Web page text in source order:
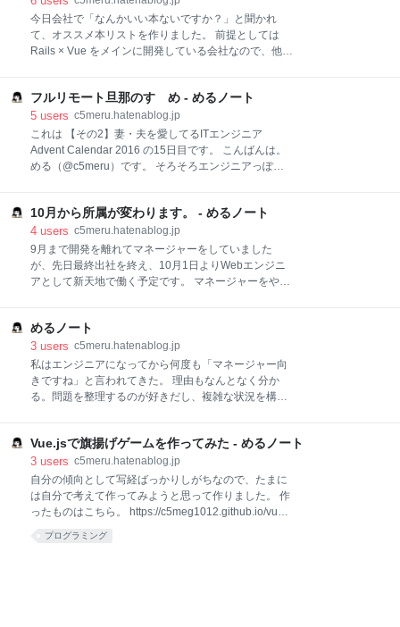
ルリモートの配偶者との暮らしをイメージしやすいよ
うに書こうと思います。 フルリモートがひとつの働き
方として、より一般的になりますよう... もくじ フルリ
ート旦那のすゝめ フルリモートって？ フルでリモート
ワークなことです（雑）。 リモートワークについては
以下をご参照ください。
今日会社で「なんかいい本ないですか？」と聞かれ
て、オススメ本リストを作りました。 前提としては
Rails × Vue をメインに開発している会社なので、他の
ャンルを心がけました。 未読のものもあるのでなんと
も言えませんが😅、せっかくなので、ここに残してお
こうと思います。 反省としては、Railsに関する本、
Vanilla.jsに関する本、データベースに関する本、イン
フラに関する中級者以上向けの本を知らないんだな
って追加してるかもです。 Web全般 Webを支える技
術 Real World HTTP ハイパフォーマンス ブラウザネ
ットワーキング テスト駆動開発 体系的に学ぶ 安全な
Webアプリケ
フルリモート旦那のすゝめ - めるノート
5 users c5meru.hatenablog.jp
これは 【その2】妻・夫を愛してるITエンジニア
Advent Calendar 2016 の15日目です。 こんばんは。
める（@c5meru）です。 そろそろエンジニアっぽい
PHPer / Symfonyのレジェンドでもあるポリドッグ
（@polidog）先生と結婚したのは今年の10月12日で
す。 証人になっていただいたのは、Perlの星、かるぱ
ねるら先生（@karupanerura）と、著名なフロントエ
ンドヤンキーことymrl先生（@ymrl）で、婚姻届にサ
たしたち、去年の今頃はまだ赤の他人だったのに、2
月末につきあい始め、3月末にプロポーズを受け、6月
に引っ越しを済ませ、今に至ります。
10月から所属が変わります。 - めるノート
4 users c5meru.hatenablog.jp
9月まで開発を離れてマネージャーをしていました
が、先日最終出社を終え、10月1日よりWebエンジニ
アとして新天地で働く予定です。 マネージャーをやっ
ープルマネジメントがメインで、プロジェクトマネジ
メントのサポートとプロダクトマネジメントのサポー
トもしていたのかなたぶん、という感じです。後半は
めっちゃ採用してました。 前職で過ごした時間は本当
にあっという間で、振り返ってみると在籍期間全体で
ケーションをとることができ、とても信頼していただ
けたことや、エンジニアだけではなく多くの素晴らし
いメンバーと仕事ができたことなど、貴重な経験がた
くさんありました。 当時はとにかく「人」について考
えることが多かったな
めるノート
3 users c5meru.hatenablog.jp
私はエンジニアになってから何度も「マネージャー向
きですね」と言われてきた。 理由もなんとなく分か
る。問題を整理するのが好きだし、複雑な状況を構造
まずは図にしたり論点を書き出したりしたくなる。 そ
ういう振る舞いをすると、「それってマネージャーの
仕事ですよね」と言われてきたし、実際にマネージャ
ーになってみたこともあった。 そして時には、もっと
直接的に「技術の人じゃないね」と言われたこともあ
でもずっと違和感も持っていた。 私はマネージャーに
Vue.jsで旗揚げゲームを作ってみた - めるノート
3 users c5meru.hatenablog.jp
自分の傾向として写経ばっかりしがちなので、たまに
は自分で考えて作ってみようと思って作りました。 作
ったものはこちら。 https://c5meg1012.github.io/vue-
flag/ ↓リポジトリ https://github.com/c5meg1012/vue-
flag JavaScriptのフレームワークの話題でよく出てく
プログラミング